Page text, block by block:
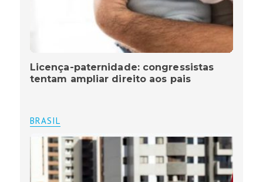
Licença-paternidade: congressistas
tentam ampliar direito aos pais
BRASIL